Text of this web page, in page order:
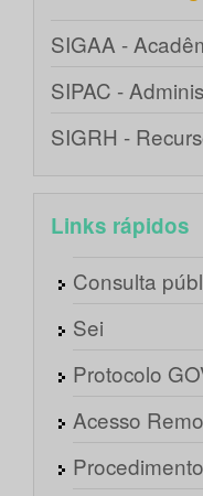
SIGAA -
SIPAC -
SIGRH -
Links rápidos
Consulta
Sei
Protocolo
Acesso